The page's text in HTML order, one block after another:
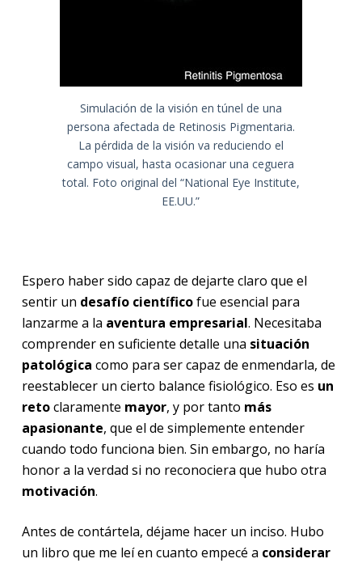
Simulación de la visión en túnel de una
persona afectada de Retinosis Pigmentaria.
La pérdida de la visión va reduciendo el
campo visual, hasta ocasionar una ceguera
total. Foto original del “National Eye Institute,
EE.UU.”
Espero haber sido capaz de dejarte claro que el
sentir un desafío científicofue esencial para
lanzarme a la aventura empresarial. Necesitaba
comprender en suficiente detalle una situación
patológica como para ser capaz de enmendarla, de
reestablecer un cierto balance fisiológico. Eso es un
retoclaramente mayor, y por tanto más
apasionante, que el de simplemente entender
cuando todo funciona bien. Sin embargo, no haría
honor a la verdad si no reconociera que hubo otra
motivación.
Antes de contártela, déjame hacer un inciso. Hubo
un libro que me leí en cuanto empecé a considerar